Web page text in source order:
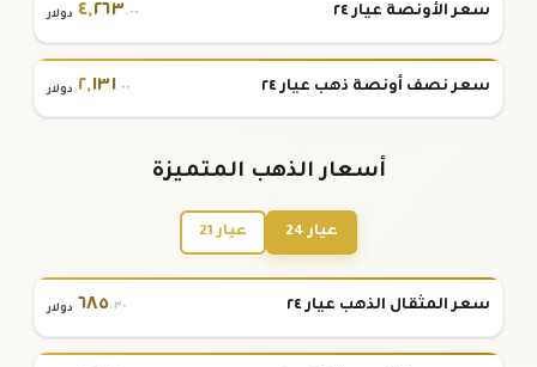
سعر الأونصة عيار ٢٤ ٤,٢٦٣.٠٠ دولار
سعر نصف أونصة ذهب عيار ٢٤ ٢,١٣١.٠٠ دولار
أسعار الذهب المتميزة
عيار 24 عيار 21
سعر المثقال الذهب عيار ٢٤ ٦٨٥.٣٠ دولار